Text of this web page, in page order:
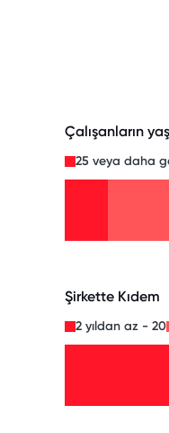
Çalışanların
25 veya daha
Şirkette Kıdem
2 yıldan az - 20